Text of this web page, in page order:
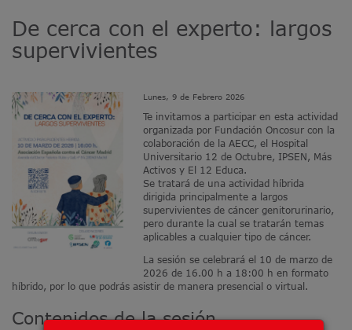
De cerca con el experto: largos
supervivientes
Lunes, 9 de Febrero 2026
Te invitamos a participar en esta actividad
organizada por Fundación Oncosur con la
colaboración de la AECC, el Hospital
Universitario 12 de Octubre, IPSEN, Más
Activos y El 12 Educa.
Se tratará de una actividad híbrida
dirigida principalmente a largos
supervivientes de cáncer genitorurinario,
pero durante la cual se tratarán temas
aplicables a cualquier tipo de cáncer.
La sesión se celebrará el 10 de marzo de
2026 de 16.00 h a 18:00 h en formato
híbrido, por lo que podrás asistir de manera presencial o virtual.
Contenidos de la sesión